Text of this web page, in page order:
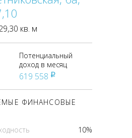
кв. м
Потенциальный
доход в месяц
619 558 pуб
ФИНАНСОВЫЕ
10%